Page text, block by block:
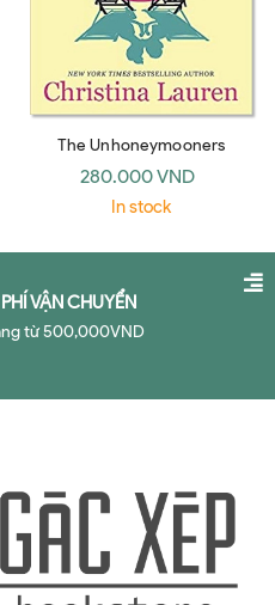
The Unhoneymooners
280.000 VND
In stock
VẬN CHUYỂN
từ 500,000VND